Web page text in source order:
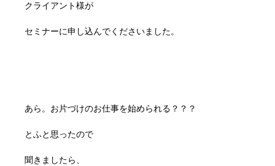
クライアント様が
セミナーに申し込んでくださいました。
あら。お片づけのお仕事を始められる？？？
とふと思ったので
聞きましたら、